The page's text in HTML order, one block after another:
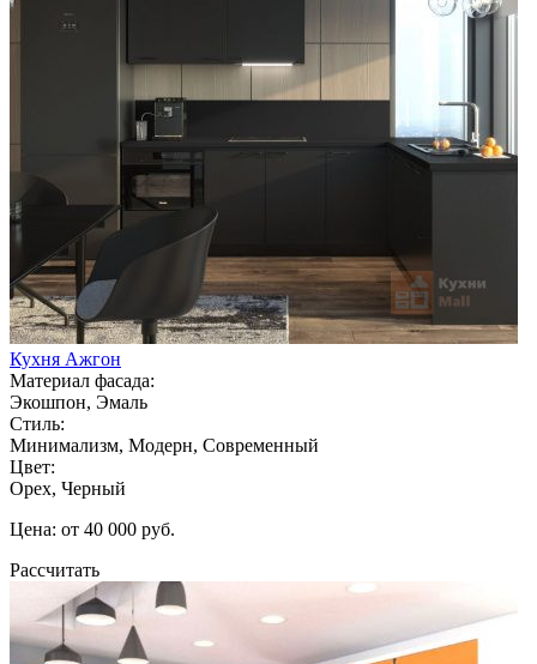
Кухня Ажгон
Материал фасада:
Экошпон, Эмаль
Стиль:
Минимализм, Модерн, Современный
Цвет:
Орех, Черный
Цена: от 40 000 руб.
Рассчитать